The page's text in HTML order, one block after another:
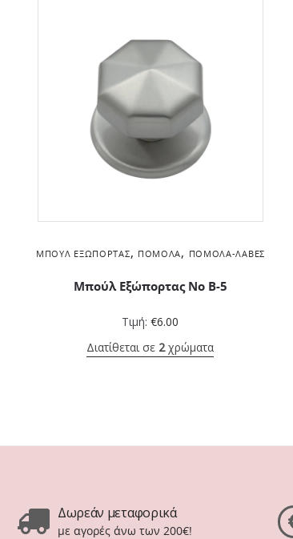
ΜΠΟΎΛ ΕΞΏΠΟΡΤΑΣ, ΠΌΜΟΛΑ, ΠΌΜΟΛΑ-ΛΑΒΈΣ
Μπούλ Εξώπορτας No B-5
Τιμή:€6.00
Διατίθεται σε 2χρώματα
Δωρεάν μεταφορικά
με αγορές άνω των 200€!